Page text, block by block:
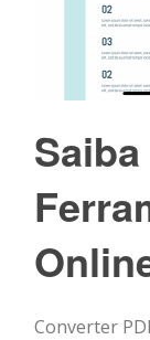
Converter